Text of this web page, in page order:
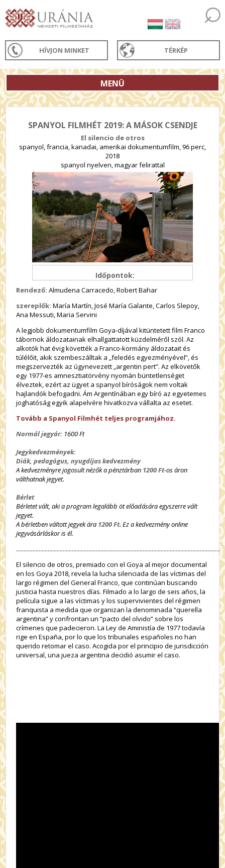
HÍVJON MINKET TÉRKÉP
MENÜ
SPANYOL FILMHÉT 2019: A MÁSOK CSENDJE
El silencio de otros
spanyol, francia, kanadai, amerikai dokumentumfilm, 96 perc,
2018
spanyol nyelven, magyar felirattal
Időpontok:
Rendező: Almudena Carracedo, Robert Bahar
szereplők: María Martín, José María Galante, Carlos Slepoy,
Ana Messuti, Maria Servini
A legjobb dokumentumfilm Goya-díjával kitüntetett film Franco
tábornok áldozatainak elhallgattatott küzdelméről szól. Az
alkotók hat évig követték a Franco-kormány áldozatait és
túlélőit, akik szembeszálltak a „feledés egyezményével”, és
megszervezték az úgynevezett „argentin pert”. Az elkövetők
egy 1977-es amnesztiatörvény nyomán büntetlenséget
élveztek, ezért az ügyet a spanyol bíróságok nem voltak
hajlandók befogadni. Ám Argentínában egy bíró az egyetemes
joghatóság egyik alapelvére hivatkozva vállalta az esetet.
Tovább a Spanyol Filmhét teljes programjához.
Normál jegyár: 1600 Ft
Jegykedvezmények:
Diák, pedagógus, nyugdíjas kedvezmény
A kedvezményre jogosult nézők a pénztárban 1200 Ft-os áron
válthatnak jegyet.
Bérlet
Bérletet vált, aki a program legalább öt előadására egyszerre vált
jegyet.
A bérletben váltott jegyek ára 1200 Ft. Ez a kedvezmény online
jegyvásárláskor is él.
El silencio de otros, premiado con el Goya al mejor documental
en los Goya 2018, revela la lucha silenciada de las víctimas del
largo régimen del General Franco, que continúan buscando
justicia hasta nuestros días. Filmado a lo largo de seis años, la
película sigue a las víctimas y los supervivientes del régimen
franquista a medida que organizan la denominada “querella
argentina” y confrontan un “pacto del olvido” sobre los
crímenes que padecieron. La Ley de Aministía de 1977 todavía
rige en España, por lo que los tribunales españoles no han
querido retomar el caso. Acogida por el principio de jurisdicción
universal, una jueza argentina decidió asumir el caso.